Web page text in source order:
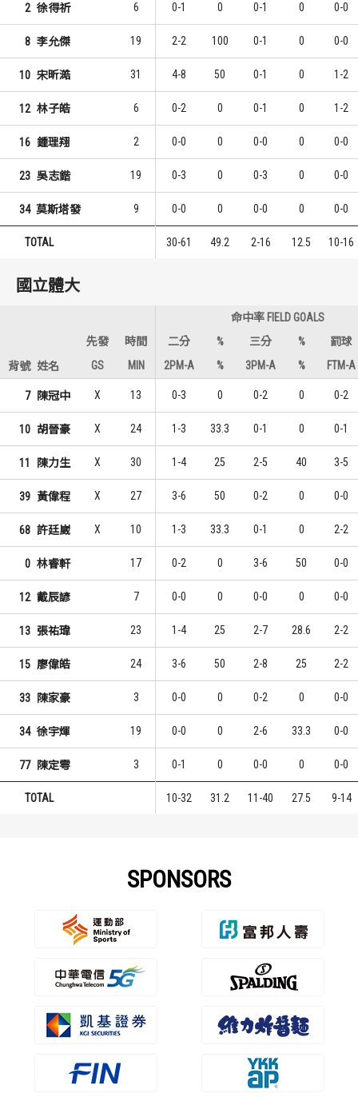
2 徐得祈 6 0-1 0 0-1 0 0-0
8 李允傑 19 2-2 100 0-1 0 0-0
10 宋昕澔 31 4-8 50 0-1 0 1-2
12 林子皓 6 0-2 0 0-1 0 1-2
16 鍾理翔 2 0-0 0 0-0 0 0-0
23 吳志鍇 19 0-3 0 0-3 0 0-0
34 莫斯塔發 9 0-0 0 0-0 0 0-0
TOTAL 30-61 49.2 2-16 12.5 10-16
國立體大
命中率 FIELD GOALS
先發
時間 二分 % 三分 %
罰球
背號 姓名 GS MIN 2PM-A % 3PM-A % FTM-A
7 陳冠中 X 13 0-3 0 0-2 0 0-2
10 胡晉豪 X 24 1-3 33.3 0-1 0 0-1
11 陳力生 X 30 1-4 25 2-5 40 3-5
39 黃偉程 X 27 3-6 50 0-2 0 0-0
68 許廷崴 X 10 1-3 33.3 0-1 0 2-2
0 林睿軒 17 0-2 0 3-6 50 0-0
12 戴辰諺 7 0-0 0 0-0 0 0-0
13 張祐瑋 23 1-4 25 2-7 28.6 2-2
15 廖偉皓 24 3-6 50 2-8 25 2-2
33 陳家豪 3 0-0 0 0-2 0 0-0
34 徐宇煇 19 0-0 0 2-6 33.3 0-0
77 陳定雩 3 0-1 0 0-0 0 0-0
TOTAL 10-32 31.2 11-40 27.5 9-14
SPONSORS